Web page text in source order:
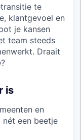
te
klantgevoel en
je kansen
team steeds
Draait
is
en
een beetje